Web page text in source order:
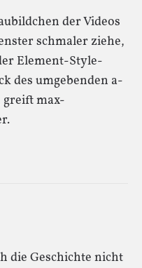
der Videos
schmaler ziehe,
Element-Style-
des umgebenden a-
greift max-
die Geschichte nicht